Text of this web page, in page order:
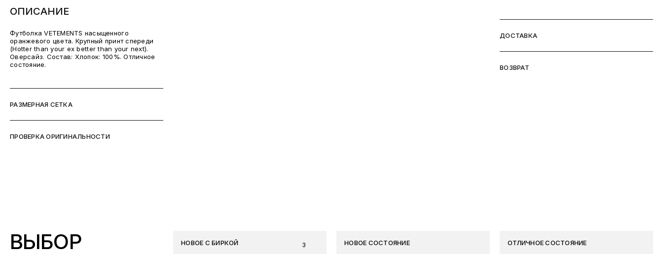
ОПИСАНИЕ
Футболка VETEMENTS насыщенного
оранжевого цвета. Крупный принт спереди
(Hotter than your ex better than your next).
Оверсайз. Состав: Хлопок: 100%. Отличное
состояние.
РАЗМЕРНАЯ СЕТКА
ПРОВЕРКА ОРИГИНАЛЬНОСТИ
ДОСТАВКА
ВОЗВРАТ
ВЫБОР
НОВОЕ С БИРКОЙ 3 НОВОЕ СОСТОЯНИЕ ОТЛИЧНОЕ СОСТОЯНИЕ